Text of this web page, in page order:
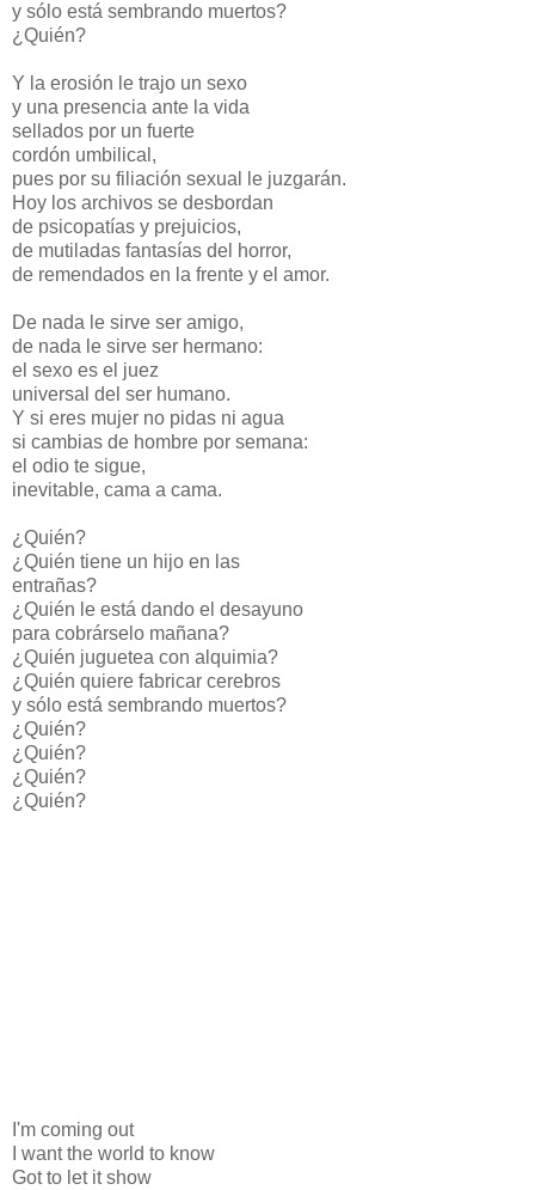
y sólo está sembrando muertos?
¿Quién?
Y la erosión le trajo un sexo
y una presencia ante la vida
sellados por un fuerte
cordón umbilical,
pues por su filiación sexual le juzgarán.
Hoy los archivos se desbordan
de psicopatías y prejuicios,
de mutiladas fantasías del horror,
de remendados en la frente y el amor.
De nada le sirve ser amigo,
de nada le sirve ser hermano:
el sexo es el juez
universal del ser humano.
Y si eres mujer no pidas ni agua
si cambias de hombre por semana:
el odio te sigue,
inevitable, cama a cama.
¿Quién?
¿Quién tiene un hijo en las
entrañas?
¿Quién le está dando el desayuno
para cobrárselo mañana?
¿Quién juguetea con alquimia?
¿Quién quiere fabricar cerebros
y sólo está sembrando muertos?
¿Quién?
¿Quién?
¿Quién?
¿Quién?
I'm coming out
I want the world to know
Got to let it show